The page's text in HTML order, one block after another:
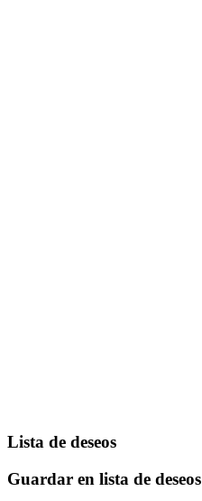
Lista de deseos
Guardar en lista de deseos